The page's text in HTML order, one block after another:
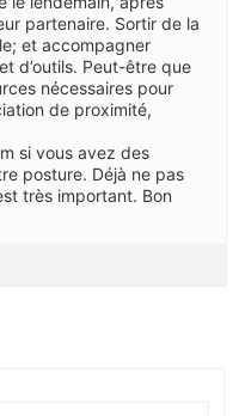
partenaire. Sortir de la
et accompagner
d’outils. Peut-être que
nécessaires pour
de proximité,
si vous avez des
posture. Déjà ne pas
très important. Bon